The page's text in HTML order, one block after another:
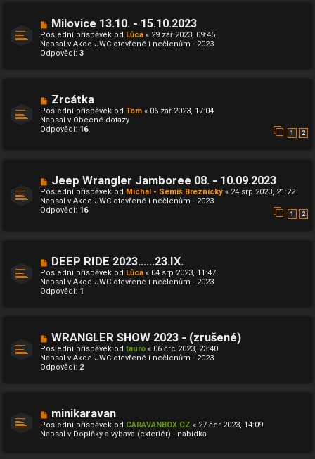
p
ě
v
e
k
N
o
v
ý
p
p
ě
v
e
k
Milovice 13.10. - 15.10.2023
Poslední příspěvek od Lůca « 29 zář 2023, 09:45
Napsal v Akce JWC otevřené i nečlenům - 2023
Odpovědi: 3
N
o
v
ý
p
v
e
k
Zrcátka
Poslední příspěvek od Tom « 06 zář 2023, 17:04
Napsal v Obecné dotazy
Odpovědi: 16 1 2
o
v
ý
p
ě
v
e
k
Jeep Wrangler Jamboree 08. - 10.09.2023
Poslední příspěvek od Michal - Semiš Breznický « 24 srp 2023, 21:22
Napsal v Akce JWC otevřené i nečlenům - 2023
Odpovědi: 16 1 2
N
o
v
ý
p
p
ě
v
e
k
DEEP RIDE 2023......23.IX.
Poslední příspěvek od Lůca « 04 srp 2023, 11:47
Napsal v Akce JWC otevřené i nečlenům - 2023
Odpovědi: 1
N
o
v
ý
p
ě
v
e
WRANGLER SHOW 2023 - (zrušené)
Poslední příspěvek od tauro « 06 črc 2023, 23:40
Napsal v Akce JWC otevřené i nečlenům - 2023
Odpovědi: 2
N
o
v
ý
minikaravan
Poslední příspěvek od CARAVANBOX.CZ « 27 čer 2023, 14:09
Napsal v Doplňky a výbava (exteriér) - nabídka